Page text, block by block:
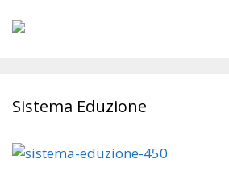
Sistema Eduzione